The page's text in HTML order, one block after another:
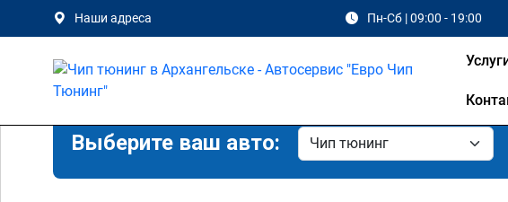
Наши адреса Пн-Сб | 09:00 - 19:00
Выберите ваш авто: